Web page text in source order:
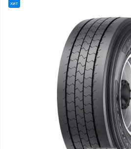
хит